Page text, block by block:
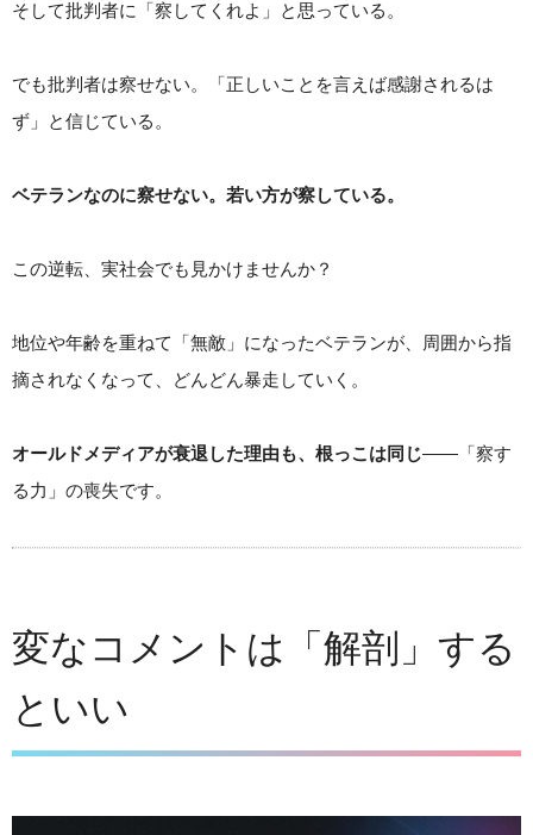
そして批判者に「察してくれよ」と思っている。
でも批判者は察せない。「正しいことを言えば感謝されるは
ず」と信じている。
ベテランなのに察せない。若い方が察している。
この逆転、実社会でも見かけませんか？
地位や年齢を重ねて「無敵」になったベテランが、周囲から指
摘されなくなって、どんどん暴走していく。
オールドメディアが衰退した理由も、根っこは同じ——「察す
る力」の喪失です。
変なコメントは「解剖」する
といい